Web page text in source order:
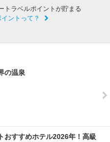
トラベルポイントが貯まる
ントって？
の温泉
おすすめホテル2026年！高級